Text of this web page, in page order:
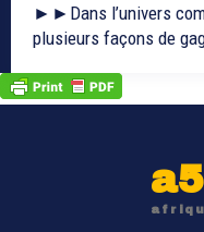
►►Dans l’univers
plusieurs façons de